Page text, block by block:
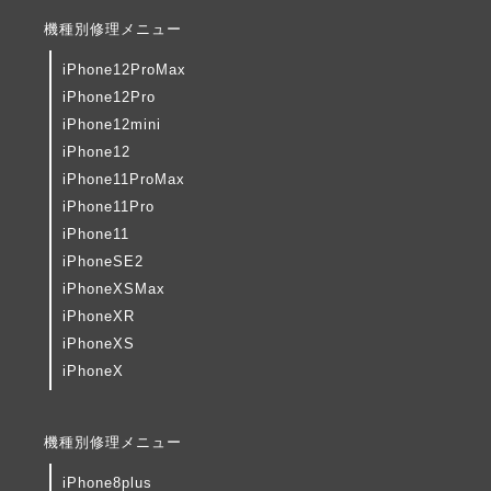
機種別修理メニュー
iPhone12ProMax
iPhone12Pro
iPhone12mini
iPhone12
iPhone11ProMax
iPhone11Pro
iPhone11
iPhoneSE2
iPhoneXSMax
iPhoneXR
iPhoneXS
iPhoneX
機種別修理メニュー
iPhone8plus